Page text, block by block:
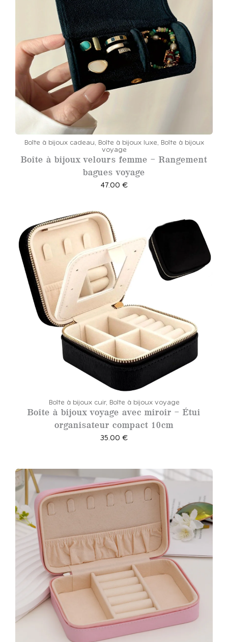
Boîte à bijoux cadeau, Boîte à bijoux luxe, Boîte à bijoux
voyage
Boîte à bijoux velours femme – Rangement
bagues voyage
47.00 €
Boîte à bijoux cuir, Boîte à bijoux voyage
Boîte à bijoux voyage avec miroir – Étui
organisateur compact 10cm
35.00 €